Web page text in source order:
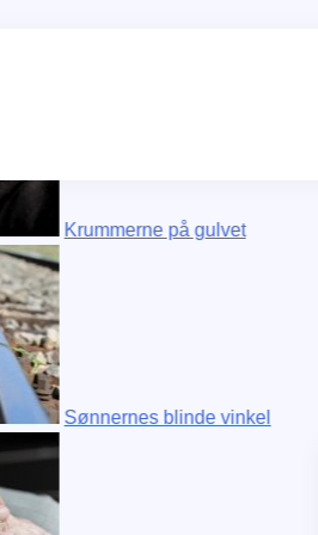
Krummerne på gulvet
Sønnernes blinde vinkel